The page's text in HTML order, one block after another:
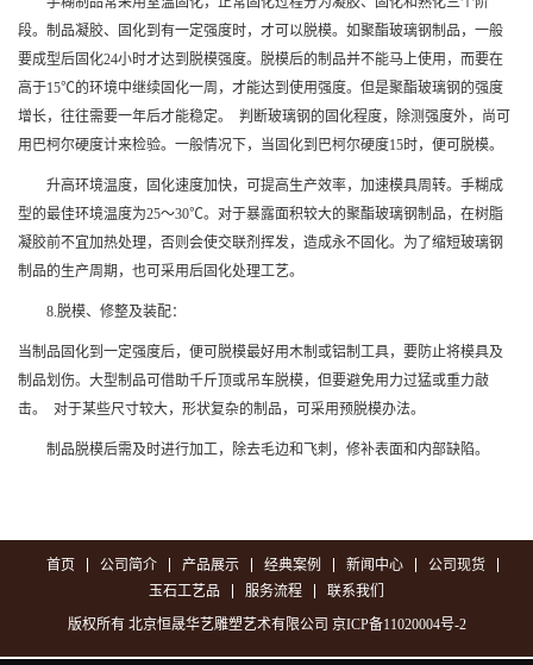
段。制品凝胶、固化到有一定强度时，才可以脱模。如聚酯玻璃钢制品，一般
要成型后固化24小时才达到脱模强度。脱模后的制品并不能马上使用，而要在
高于15℃的环境中继续固化一周，才能达到使用强度。但是聚酯玻璃钢的强度
增长，往往需要一年后才能稳定。 判断玻璃钢的固化程度，除测强度外，尚可
用巴柯尔硬度计来检验。一般情况下，当固化到巴柯尔硬度15时，便可脱模。
升高环境温度，固化速度加快，可提高生产效率，加速模具周转。手糊成
型的最佳环境温度为25～30℃。对于暴露面积较大的聚酯玻璃钢制品，在树脂
凝胶前不宜加热处理，否则会使交联剂挥发，造成永不固化。为了缩短玻璃钢
制品的生产周期，也可采用后固化处理工艺。
8.脱模、修整及装配：
当制品固化到一定强度后，便可脱模最好用木制或铝制工具，要防止将模具及
制品划伤。大型制品可借助千斤顶或吊车脱模，但要避免用力过猛或重力敲
击。 对于某些尺寸较大，形状复杂的制品，可采用预脱模办法。
制品脱模后需及时进行加工，除去毛边和飞刺，修补表面和内部缺陷。
首页 公司简介 产品展示 经典案例 新闻中心
公司现货
玉石工艺品
服务流程
联系我们
版权所有 北京恒晟华艺雕塑艺术有限公司 京ICP备11020004号-2